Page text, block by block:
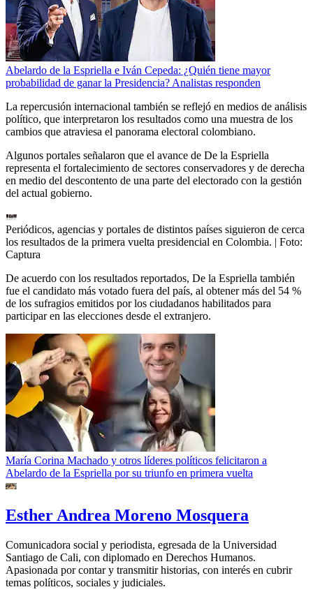
Abelardo de la Espriella e Iván Cepeda: ¿Quién tiene mayor
probabilidad de ganar la Presidencia? Analistas responden
La repercusión internacional también se reflejó en medios de análisis
político, que interpretaron los resultados como una muestra de los
cambios que atraviesa el panorama electoral colombiano.
Algunos portales señalaron que el avance de De la Espriella
representa el fortalecimiento de sectores conservadores y de derecha
en medio del descontento de una parte del electorado con la gestión
del actual gobierno.
Periódicos, agencias y portales de distintos países siguieron de cerca
los resultados de la primera vuelta presidencial en Colombia. | Foto:
Captura
De acuerdo con los resultados reportados, De la Espriella también
fue el candidato más votado fuera del país, al obtener más del 54 %
de los sufragios emitidos por los ciudadanos habilitados para
participar en las elecciones desde el extranjero.
María Corina Machado y otros líderes políticos felicitaron a
Abelardo de la Espriella por su triunfo en primera vuelta
Esther Andrea Moreno Mosquera
Comunicadora social y periodista, egresada de la Universidad
Santiago de Cali, con diplomado en Derechos Humanos.
Apasionada por contar y transmitir historias, con interés en cubrir
temas políticos, sociales y judiciales.